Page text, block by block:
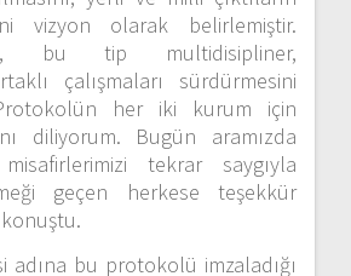
vizyon olarak belirlemiştir.
bu tip multidisipliner,
çalışmaları sürdürmesini
her iki kurum için
diliyorum. Bugün aramızda
tekrar saygıyla
geçen herkese teşekkür
adına bu protokolü imzaladığı